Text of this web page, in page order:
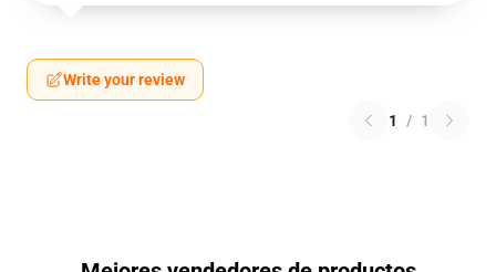
Write your review
1 / 1